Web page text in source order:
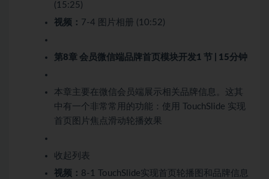
(15:25)
视频： 7-4 图片相册 (10:52)
第8章 会员微信端品牌首页模块开发1 节 | 15分钟
本章主要在微信会员端展示相关品牌信息。这其
中有一个非常常用的功能：使用 TouchSlide 实现
首页图片焦点滑动轮播效果
收起列表
视频： 8-1 TouchSlide实现首页轮播图和品牌信息